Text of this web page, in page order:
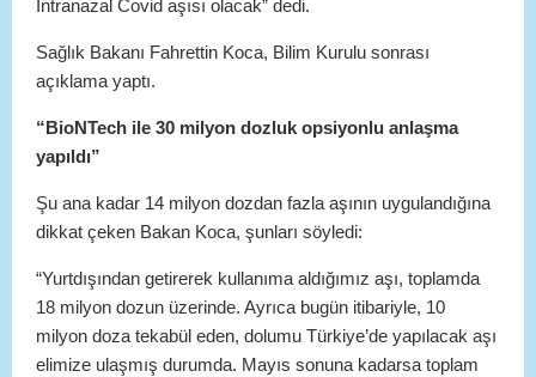
İntranazal Covid aşısı olacak” dedi.
Sağlık Bakanı Fahrettin Koca, Bilim Kurulu sonrası
açıklama yaptı.
“BioNTech ile 30 milyon dozluk opsiyonlu anlaşma
yapıldı”
Şu ana kadar 14 milyon dozdan fazla aşının uygulandığına
dikkat çeken Bakan Koca, şunları söyledi:
“Yurtdışından getirerek kullanıma aldığımız aşı, toplamda
18 milyon dozun üzerinde. Ayrıca bugün itibariyle, 10
milyon doza tekabül eden, dolumu Türkiye’de yapılacak aşı
elimize ulaşmış durumda. Mayıs sonuna kadarsa toplam